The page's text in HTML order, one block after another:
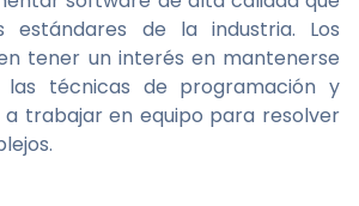
estándares de la industria. Los
tener un interés en mantenerse
las técnicas de programación y
a trabajar en equipo para resolver